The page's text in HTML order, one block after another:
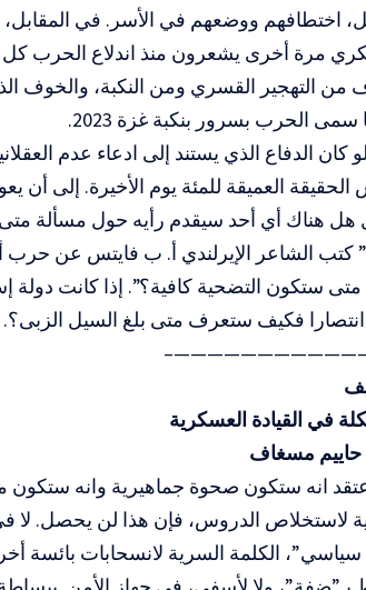
اختطافهم ووضعهم في الأسر. في
مرة أخرى يشعرون منذ اندلاع الحرب كل
من التهجير القسري ومن النكبة، والخوف
سمى الحرب بسرور بنكبة غزة 2023.
كان الدفاع الذي يستند إلى ادعاء عدم
العميقة للمئة يوم الأخيرة. إلى
هل هناك أي أحد سيقدم رأيه حول مسألة
1916” كتب الشاعر الإيرلندي أ. ب فايتس عن
ستكون التضحية كافية؟”. إذا كانت دولة
انتصارا فكيف ستعرف متى بلغ السيل الزبى؟.
في القيادة العسكرية
حاييم مسغاف
انه ستكون صحوة جماهيرية وانه
لاستخلاص الدروس، فإن هذا لن يحصل. لا
الكلمة السرية لانسحابات بائسة